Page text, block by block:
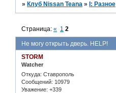
» Клуб Nissan Teana » I: Разное
Не могу открыть дверь. HELP!
Страница:« 1 2
STORM
Watcher
Откуда: Ставрополь
Сообщений: 10979
Уважение: +339